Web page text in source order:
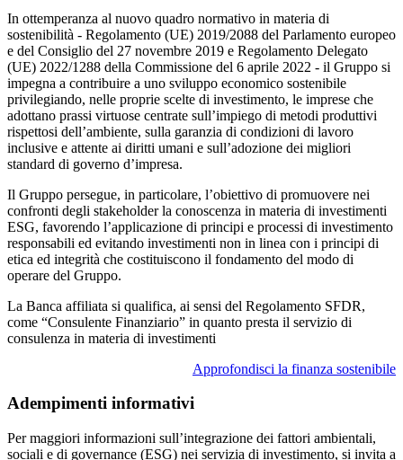
In ottemperanza al nuovo quadro normativo in materia di
sostenibilità - Regolamento (UE) 2019/2088 del Parlamento europeo
e del Consiglio del 27 novembre 2019 e Regolamento Delegato
(UE) 2022/1288 della Commissione del 6 aprile 2022 - il Gruppo si
impegna a contribuire a uno sviluppo economico sostenibile
privilegiando, nelle proprie scelte di investimento, le imprese che
adottano prassi virtuose centrate sull’impiego di metodi produttivi
rispettosi dell’ambiente, sulla garanzia di condizioni di lavoro
inclusive e attente ai diritti umani e sull’adozione dei migliori
standard di governo d’impresa.
Il Gruppo persegue, in particolare, l’obiettivo di promuovere nei
confronti degli stakeholder la conoscenza in materia di investimenti
ESG, favorendo l’applicazione di principi e processi di investimento
responsabili ed evitando investimenti non in linea con i principi di
etica ed integrità che costituiscono il fondamento del modo di
operare del Gruppo.
La Banca affiliata si qualifica, ai sensi del Regolamento SFDR,
come “Consulente Finanziario” in quanto presta il servizio di
consulenza in materia di investimenti
Approfondisci la finanza sostenibile
Adempimenti informativi
Per maggiori informazioni sull’integrazione dei fattori ambientali,
sociali e di governance (ESG) nei servizia di investimento, si invita a